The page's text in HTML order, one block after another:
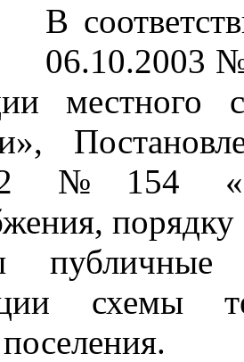
В
06.10.2003
местного
№154
схемы